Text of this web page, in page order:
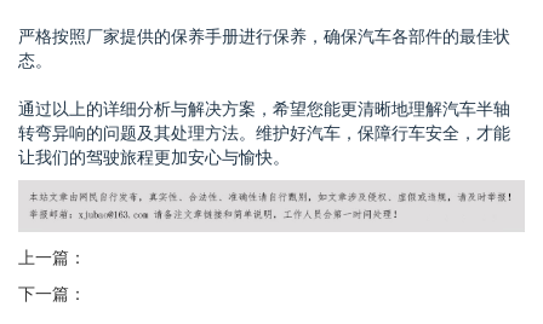
严格按照厂家提供的保养手册进行保养，确保汽车各部件的最佳状
态。
通过以上的详细分析与解决方案，希望您能更清晰地理解汽车半轴
转弯异响的问题及其处理方法。维护好汽车，保障行车安全，才能
让我们的驾驶旅程更加安心与愉快。
上一篇：
下一篇：